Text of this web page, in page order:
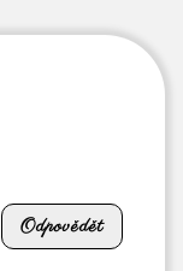
Odpovědět